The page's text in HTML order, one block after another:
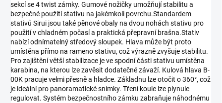
sekcí se 4 twist zámky. Gumové nožičky umožňují stabilitu a
bezpečné použití stativu na jakémkoli povrchu.Standardem
stativů Sirui jsou také pěnové obaly na dvou nohách stativu pro
použití v chladném počasí a praktická přepravní brašna.Stativ
nabízí odnímatelný středový sloupek. Hlava může být proto
umístěna přímo na rameno stativu, což výrazně zvyšuje stabilitu.
Pro zajištění větší stabilizace je ve spodní části stativu umístěna
karabina, na kterou lze zavěsit dodatečné závaží. Kulová hlava B-
00K pracuje velmi přesně a hladce. Základnu lze otočit o 360°, což
je ideální pro panoramatické snímky. Tření koule lze plynule
regulovat. Systém bezpečnostního zámku zabraňuje náhodnému